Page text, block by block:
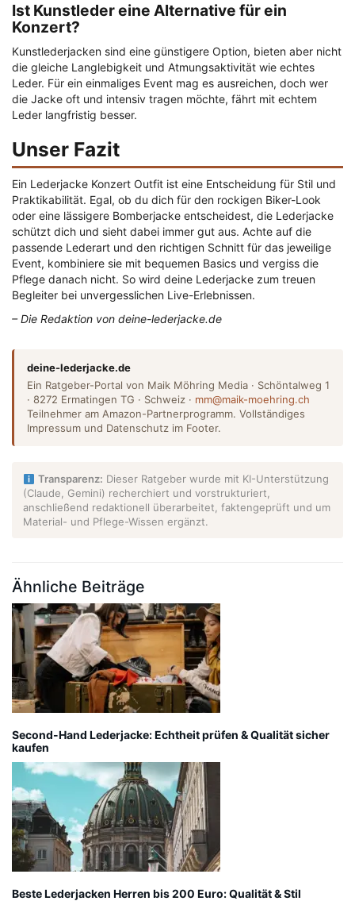
Ist Kunstleder eine Alternative für ein
Konzert?
Kunstlederjacken sind eine günstigere Option, bieten aber nicht
die gleiche Langlebigkeit und Atmungsaktivität wie echtes
Leder. Für ein einmaliges Event mag es ausreichen, doch wer
die Jacke oft und intensiv tragen möchte, fährt mit echtem
Leder langfristig besser.
Unser Fazit
Ein Lederjacke Konzert Outfit ist eine Entscheidung für Stil und
Praktikabilität. Egal, ob du dich für den rockigen Biker-Look
oder eine lässigere Bomberjacke entscheidest, die Lederjacke
schützt dich und sieht dabei immer gut aus. Achte auf die
passende Lederart und den richtigen Schnitt für das jeweilige
Event, kombiniere sie mit bequemen Basics und vergiss die
Pflege danach nicht. So wird deine Lederjacke zum treuen
Begleiter bei unvergesslichen Live-Erlebnissen.
– Die Redaktion von deine-lederjacke.de
deine-lederjacke.de
Ein Ratgeber-Portal von Maik Möhring Media · Schöntalweg 1
· 8272 Ermatingen TG · Schweiz · mm@maik-moehring.ch
Teilnehmer am Amazon-Partnerprogramm. Vollständiges
Impressum und Datenschutz im Footer.
Transparenz: Dieser Ratgeber wurde mit KI-Unterstützung
(Claude, Gemini) recherchiert und vorstrukturiert,
anschließend redaktionell überarbeitet, faktengeprüft und um
Material- und Pflege-Wissen ergänzt.
Ähnliche Beiträge
Second-Hand Lederjacke: Echtheit prüfen & Qualität sicher
kaufen
Beste Lederjacken Herren bis 200 Euro: Qualität & Stil